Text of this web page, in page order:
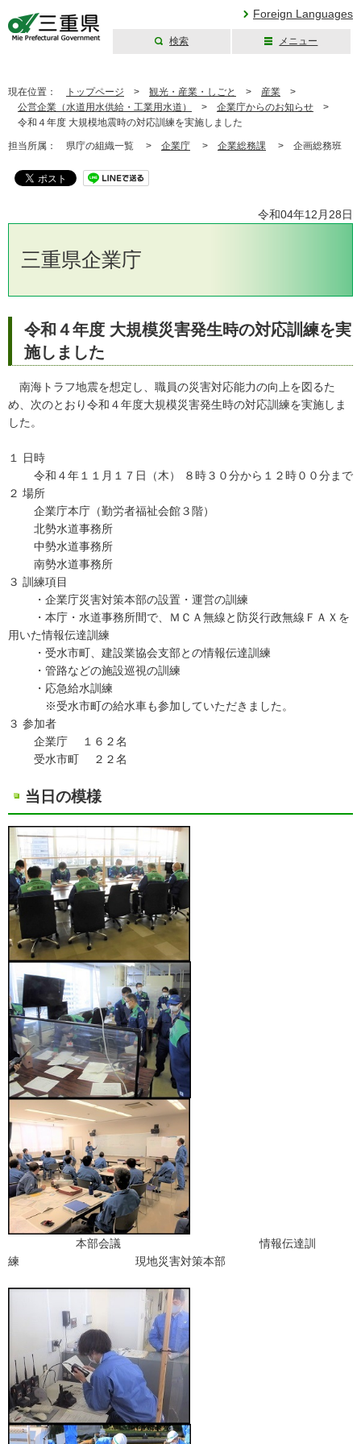
Foreign Languages
検索 メニュー
現在位置： トップページ > 観光・産業・しごと > 産業 >
公営企業（水道用水供給・工業用水道）
> 企業庁からのお知らせ >
令和４年度 大規模地震時の対応訓練を実施しました
担当所属： 県庁の組織一覧 > 企業庁 > 企業総務課 > 企画総務班
令和04年12月28日
三重県企業庁
令和４年度 大規模災害発生時の対応訓練を実
施しました
南海トラフ地震を想定し、職員の災害対応能力の向上を図るた
め、次のとおり令和４年度大規模災害発生時の対応訓練を実施しま
した。
１ 日時
令和４年１１月１７日（木） ８時３０分から１２時００分まで
２ 場所
企業庁本庁（勤労者福祉会館３階）
北勢水道事務所
中勢水道事務所
南勢水道事務所
３ 訓練項目
・企業庁災害対策本部の設置・運営の訓練
・本庁・水道事務所間で、ＭＣＡ無線と防災行政無線ＦＡＸを
用いた情報伝達訓練
・受水市町、建設業協会支部との情報伝達訓練
・管路などの施設巡視の訓練
・応急給水訓練
※受水市町の給水車も参加していただきました。
３ 参加者
企業庁 １６２名
受水市町 ２２名
当日の模様
本部会議 情報伝達訓
練 現地災害対策本部